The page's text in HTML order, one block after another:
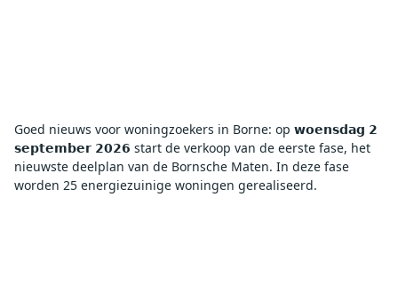
Goed nieuws voor woningzoekers in Borne: op 𝘄𝗼𝗲𝗻𝘀𝗱𝗮𝗴 𝟮
𝘀𝗲𝗽𝘁𝗲𝗺𝗯𝗲𝗿 𝟮𝟬𝟮𝟲 start de verkoop van de eerste fase, het
nieuwste deelplan van de Bornsche Maten. In deze fase
worden 25 energiezuinige woningen gerealiseerd.